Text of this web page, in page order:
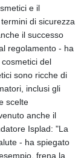
e il
di sicurezza
il successo
regolamento - ha
del
sono ricche di
inclusi gli
scelte
anche il
Isplad: "La
- ha spiegato
frena la